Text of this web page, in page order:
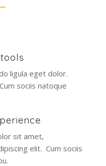
ligula eget dolor.
sociis natoque
sit amet,
elit. Cum sociis